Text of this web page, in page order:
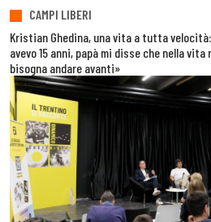
CAMPI LIBERI
Kristian Ghedina, una vita a tutta velocità:
avevo 15 anni, papà mi disse che nella vita
bisogna andare avanti»